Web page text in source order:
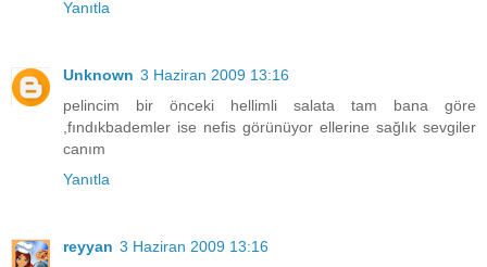
Yanıtla
Unknown 3 Haziran 2009 13:16
pelincim bir önceki hellimli salata tam bana göre
,fındıkbademler ise nefis görünüyor ellerine sağlık sevgiler
canım
Yanıtla
reyyan 3 Haziran 2009 13:16